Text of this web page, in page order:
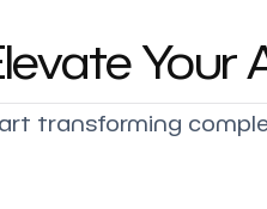
Your
transforming